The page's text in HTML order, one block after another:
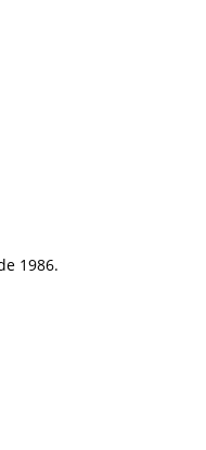
1986.